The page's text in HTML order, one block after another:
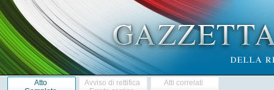
Atto
Avviso di rettifica
Atti correlati